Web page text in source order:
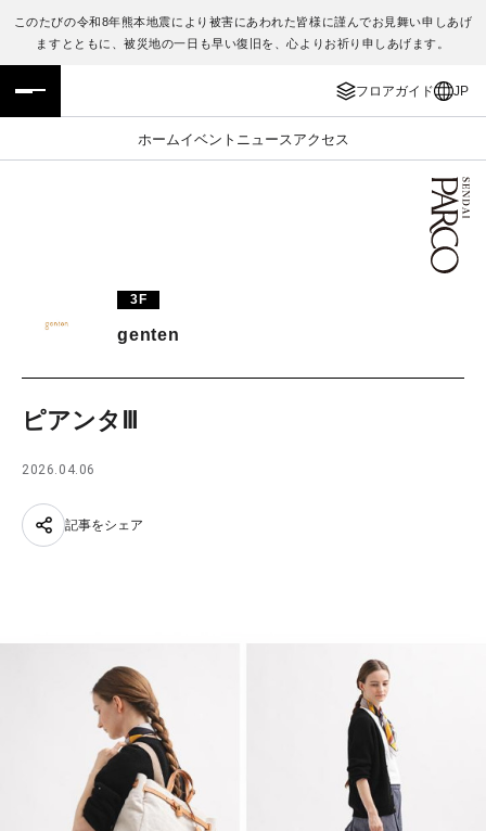
このたびの令和8年熊本地震により被害にあわれた皆様に謹んでお見舞い申しあげ
ますとともに、被災地の一日も早い復旧を、心よりお祈り申しあげます。
フロアガイド JP
ホームイベント ニュース アクセス
フロアガイド
施設案内・アクセス
TAX FREE
ENGLISH
繁体字
日本語
3F
genten
ピアンタⅢ
2026.04.06
記事をシェア